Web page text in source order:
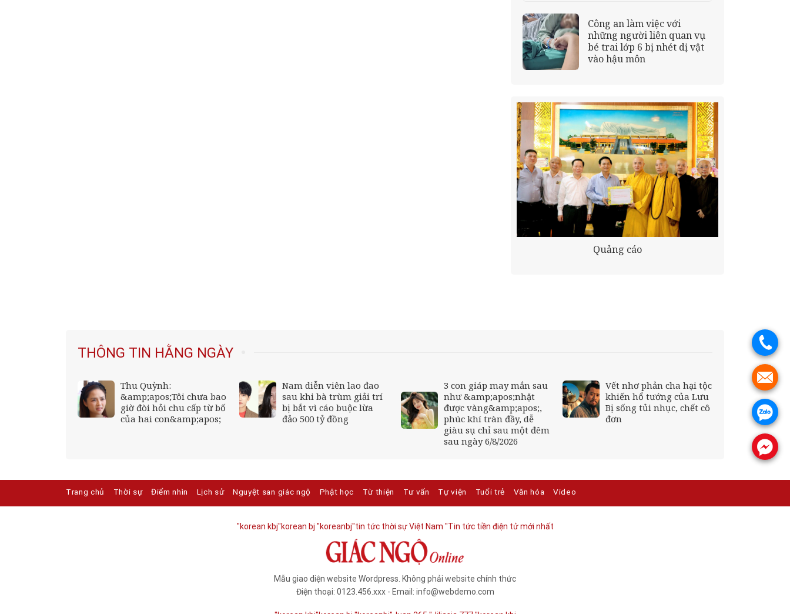
Công an làm việc với
những người liên quan vụ
bé trai lớp 6 bị nhét dị vật
vào hậu môn
Quảng cáo
THÔNG TIN HẰNG NGÀY
Thu Quỳnh:
&amp;apos;Tôi chưa bao
giờ đòi hỏi chu cấp từ bố
của hai con&amp;apos;
Nam diễn viên lao đao
sau khi bà trùm giải trí
bị bắt vì cáo buộc lừa
đảo 500 tỷ đồng
3 con giáp may mắn sau
như &amp;apos;nhặt
được vàng&amp;apos;,
phúc khí tràn đầy, dễ
giàu sụ chỉ sau một đêm
sau ngày 6/8/2026
Vết nhơ phản cha hại tộc
khiến hổ tướng của Lưu
Bị sống tủi nhục, chết cô
đơn
Trang chủ Thời sự Điểm nhìn Lịch sử Nguyệt san giác ngộ Phật học Từ thiện Tư vấn Tự viện Tuổi trẻ Văn hóa Video
"korean kbj​"korean bj "koreanbj​"tin tức thời sự Việt Nam "Tin tức tiền điện tử mới nhất​
Mẫu giao diện website Wordpress. Không phải website chính thức
Điện thoại: 0123.456.xxx - Email: info@webdemo.com
.
.
.
.